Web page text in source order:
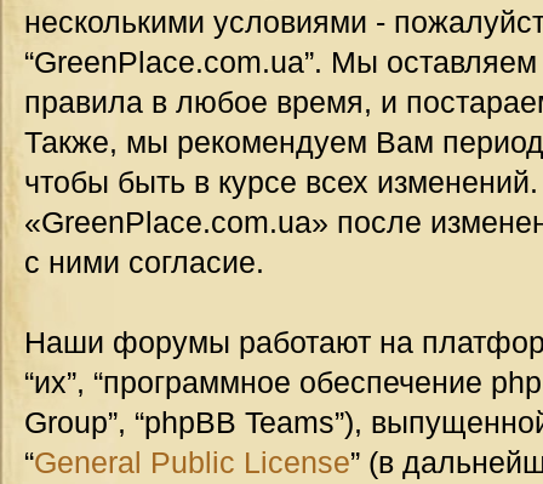
несколькими условиями -
“GreenPlace.com.ua”. Мы
правила в любое время, и
Также, мы рекомендуем Вам
чтобы быть в курсе всех
«GreenPlace.com.ua» после
с ними согласие.
Наши форумы работают на
“их”, “программное обеспечение
Group”, “phpBB Teams”),
“General Public License” (в